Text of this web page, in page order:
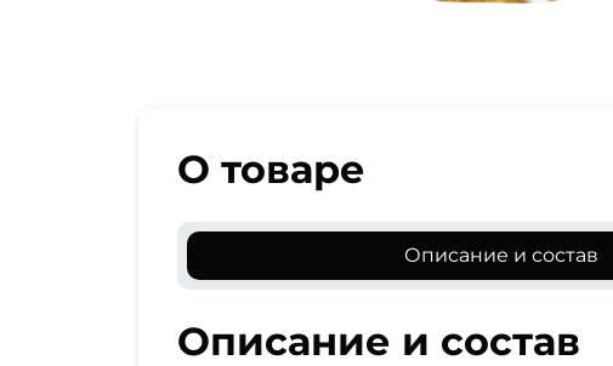
О товаре
Описание и состав
Описание и состав